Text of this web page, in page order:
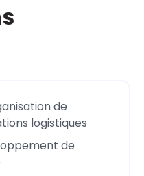
de
logistiques
de